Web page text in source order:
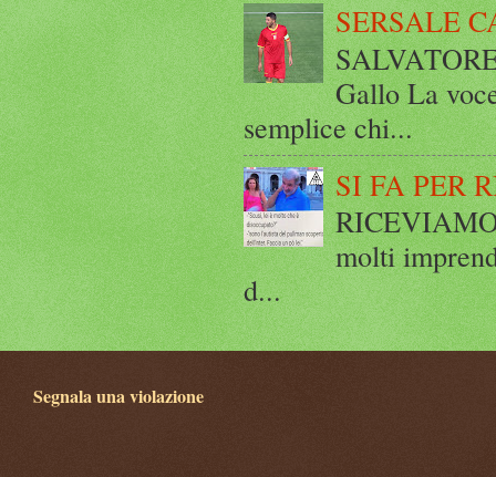
SERSALE
Gallo La
semplice chi...
SI FA PER
molti
d...
Segnala una violazione